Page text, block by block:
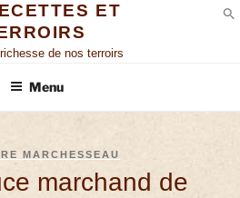
ET
de nos terroirs
Menu
MARCHESSEAU
marchand de